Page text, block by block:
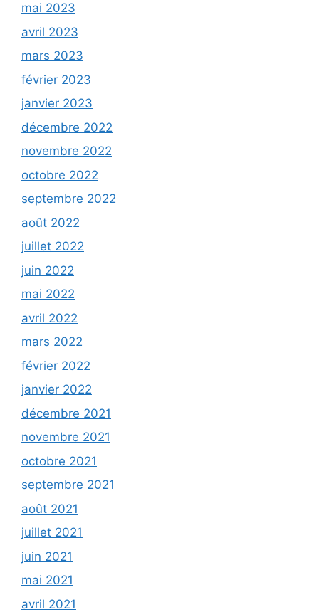
mai 2023
avril 2023
mars 2023
février 2023
janvier 2023
décembre 2022
novembre 2022
octobre 2022
septembre 2022
août 2022
juillet 2022
juin 2022
mai 2022
avril 2022
mars 2022
février 2022
janvier 2022
décembre 2021
novembre 2021
octobre 2021
septembre 2021
août 2021
juillet 2021
juin 2021
mai 2021
avril 2021